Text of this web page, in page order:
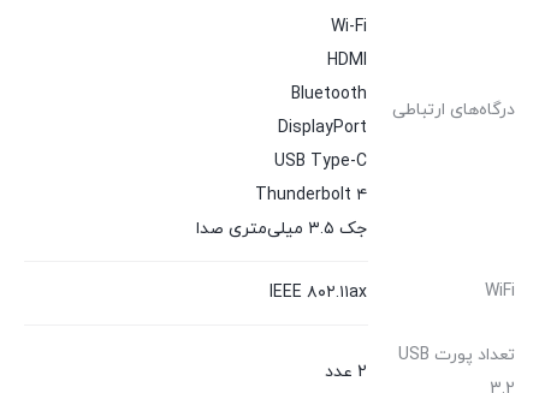
درگاه‌های ارتباطی
Wi-Fi
HDMI
Bluetooth
DisplayPort
USB Type-C
Thunderbolt ۴
جک ۳.۵ میلی‌متری صدا
WiFi IEEE ۸۰۲.۱۱ax
تعداد پورت USB
2 عدد